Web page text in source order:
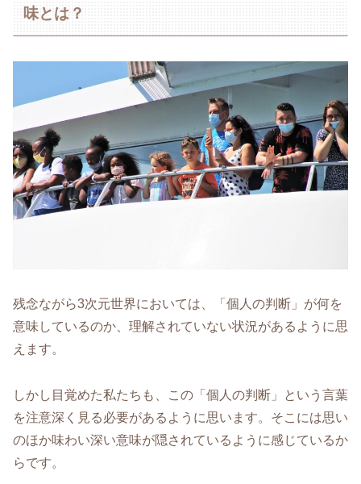
味とは？
残念ながら3次元世界においては、「個人の判断」が何を
意味しているのか、理解されていない状況があるように思
えます。
しかし目覚めた私たちも、この「個人の判断」という言葉
を注意深く見る必要があるように思います。そこには思い
のほか味わい深い意味が隠されているように感じているか
らです。